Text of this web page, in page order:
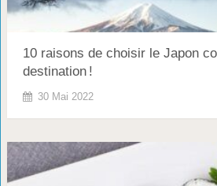
10 raisons de choisir le Japon
destination !
30 Mai 2022